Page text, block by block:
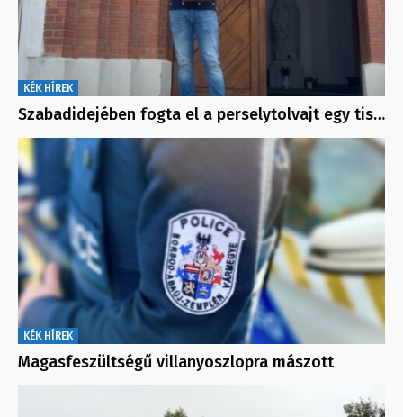
KÉK HÍREK
Szabadidejében fogta el a perselytolvajt egy tis…
KÉK HÍREK
Magasfeszültségű villanyoszlopra mászott